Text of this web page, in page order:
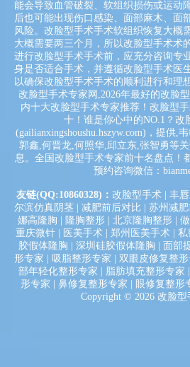
能会导致血管破裂、软组织损伤或运动
后也可能出现伤口感染、面部麻木、面
风险。改脸型手术手术软组织恢复大概
大概需要两三个月，所以改脸型手术术
进行改脸型手术手术前，应充分咨询专
身是否适合手术，并遵循改脸型手术医
以确保改脸型手术手术的顺利进行和理
改脸型手术专家网,2026年最好的改脸
内十大改脸型手术专家推荐！改脸型
十！谁是你心中的NO.1？改
(gailianxingshoushu.hszyw.com)，提供,
郭鑫,何晋龙,何照华,邱立东,张智勇等
息。全国改脸型手术专家前十名盘点！
预约咨询微信：
友链(QQ:10860328)： 改脸型手术| 丰唇
尔滨仿真阴茎
减肥前后对比 苏州减
娜高隆胸
隆胸整形 北京隆胸整形
重庆微针| 医美手术| 郑州医美手术| 私
胶假体隆胸
深圳硅胶假体隆胸 面部
形专家
吸脂整形专家 双眼皮修复整形
部年轻化整形专家
脂肪填充整形专家
形专家
鼻修复整形专家 眼修复整形
Copyright © 2026 改脸型